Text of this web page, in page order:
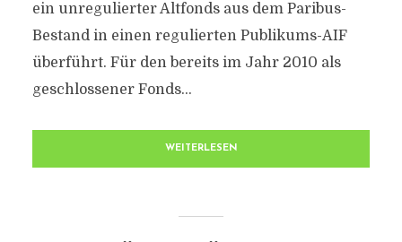
ein unregulierter Altfonds aus dem Paribus-
Bestand in einen regulierten Publikums-AIF
überführt. Für den bereits im Jahr 2010 als
geschlossener Fonds...
WEITERLESEN